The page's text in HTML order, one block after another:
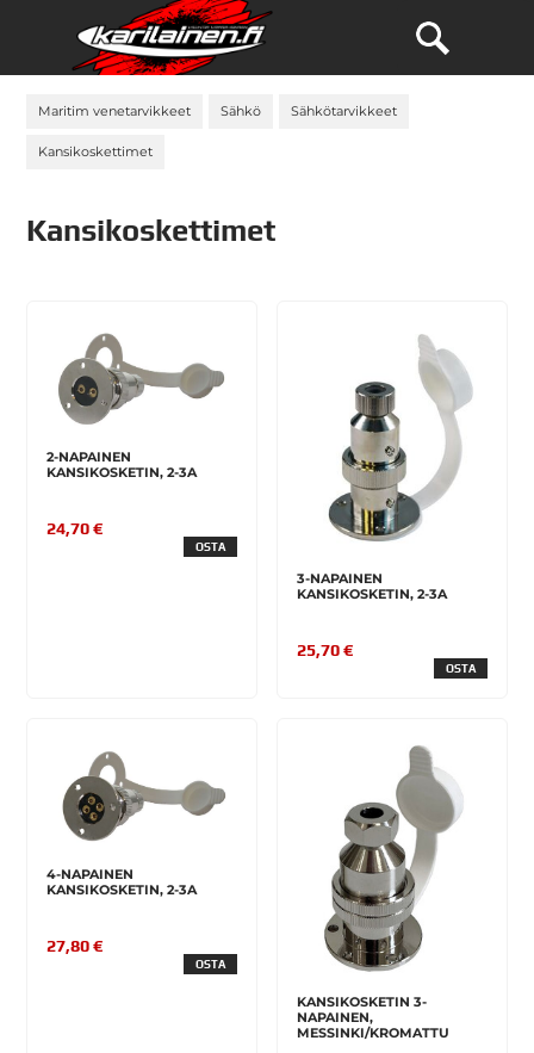
Maritim venetarvikkeet Sähkö Sähkötarvikkeet
Kansikoskettimet
Kansikoskettimet
2-NAPAINEN
KANSIKOSKETIN, 2-3A
24,70 €
OSTA
3-NAPAINEN
KANSIKOSKETIN, 2-3A
25,70 €
OSTA
4-NAPAINEN
KANSIKOSKETIN, 2-3A
27,80 €
OSTA
KANSIKOSKETIN 3-
NAPAINEN,
MESSINKI/KROMATTU